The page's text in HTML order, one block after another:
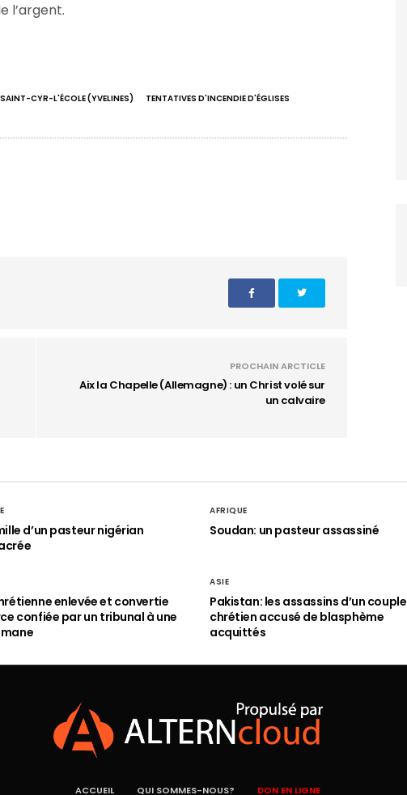
l’argent.
SAINT-CYR-L'ÉCOLE (YVELINES) TENTATIVES D'INCENDIE D'ÉGLISES
PROCHAIN ARCTICLE
Aix la Chapelle (Allemagne) : un Christ volé sur
un calvaire
d’un pasteur nigérian
AFRIQUE
Soudan: un pasteur assassiné
enlevée et convertie
confiée par un tribunal à une
ASIE
Pakistan: les assassins d’un couple
chrétien accusé de blasphème
acquittés
ACCUEIL QUI SOMMES-NOUS? DON EN LIGNE